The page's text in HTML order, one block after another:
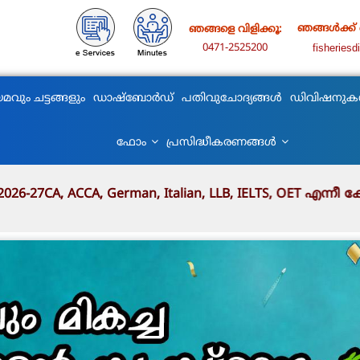
ഞങ്ങളെ വിളിക്കൂ:
0471-2525200
ഞങ്ങൾക്ക്
ചട്ടങ്ങളും ഡാഷ്ബോർഡ് പതിവുചോദ്യങ്ങൾ
ഫോം പ്രസിദ്ധീകരണങ്ങൾ
German, Italian, LLB, IELTS, OET എന്നീ കോച്ചിംഗ്